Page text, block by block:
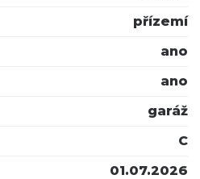
přízemí
ano
ano
garáž
C
01.07.2026